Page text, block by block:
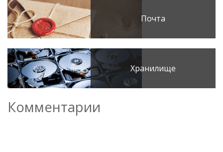
Почта
Хранилище
Комментарии